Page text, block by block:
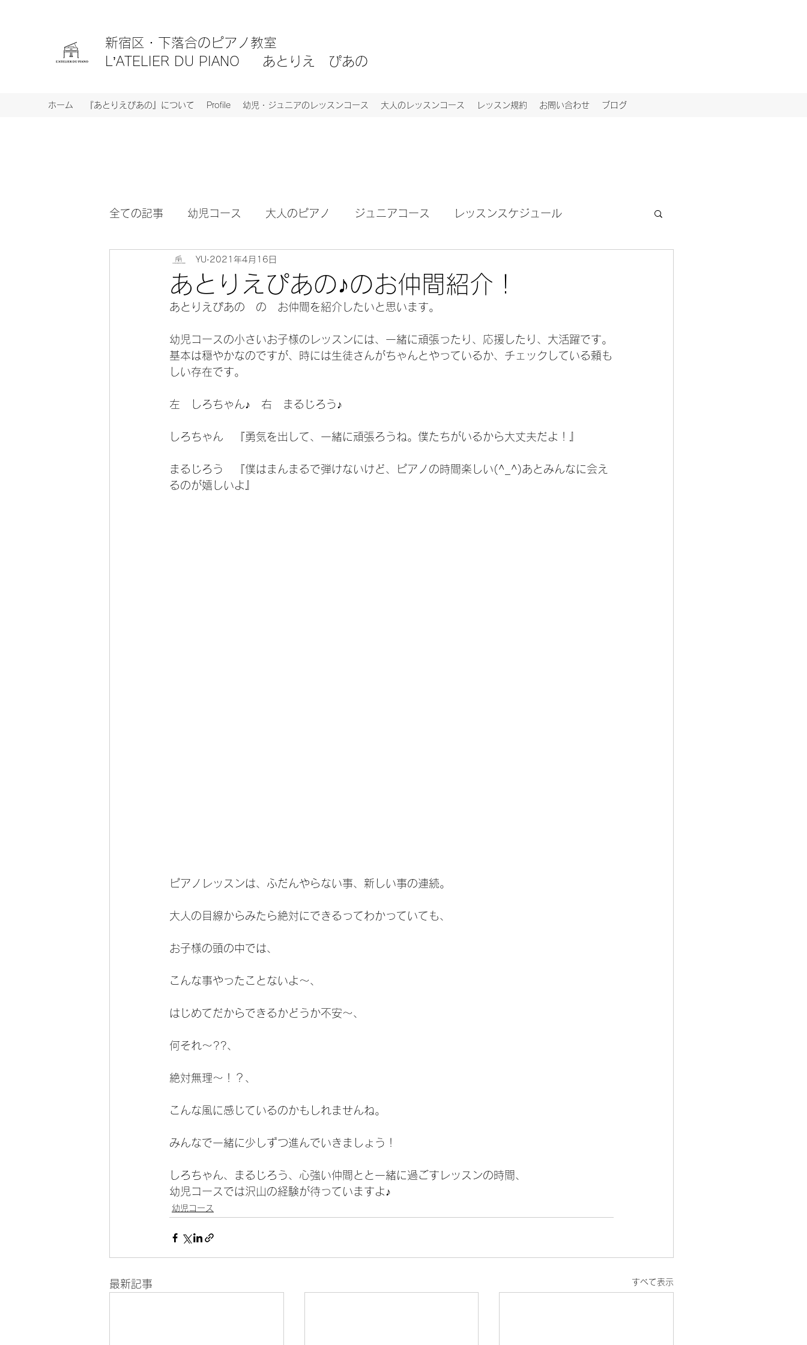
新宿区・
下落合のピアノ教室
L’ATELIER DU PIANO あとりえ ぴあの
ホーム 『あとりえぴあの』について Profile 幼児・ジュニアのレッスンコース 大人のレッスンコース レッスン規約 お問い合わせ ブログ
全ての記事 幼児コース 大人のピアノ ジュニアコース レッスンスケジュール
レッスンコース イベント
あとりえぴあの♪のお仲間紹介！
YU 2021年4月16日
あとりえぴあの　の　お仲間を紹介したいと思います。
幼児コースの小さいお子様のレッスンには、一緒に頑張ったり、応援したり、大活躍です。
基本は穏やかなのですが、時には生徒さんがちゃんとやっているか、チェックしている頼も
しい存在です。
左　しろちゃん♪　右　まるじろう♪
しろちゃん　『勇気を出して、一緒に頑張ろうね。僕たちがいるから大丈夫だよ！』
まるじろう　『僕はまんまるで弾けないけど、ピアノの時間楽しい(^_^)あとみんなに会え
るのが嬉しいよ』
ピアノレッスンは、ふだんやらない事、新しい事の連続。
大人の目線からみたら絶対にできるってわかっていても、
お子様の頭の中では、
こんな事やったことないよ〜、
はじめてだからできるかどうか不安〜、
何それ〜??、
絶対無理〜！？、
こんな風に感じているのかもしれませんね。
みんなで一緒に少しずつ進んでいきましょう！
しろちゃん、まるじろう、心強い仲間とと一緒に過ごすレッスンの時間、
幼児コースでは沢山の経験が待っていますよ♪
幼児コース
最新記事 すべて表示